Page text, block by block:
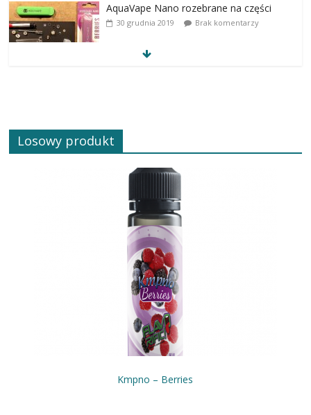
AquaVape Nano rozebrane na części
30 grudnia 2019 Brak komentarzy
Losowy produkt
Kmpno – Berries